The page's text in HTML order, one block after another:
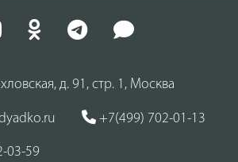
д. 91, стр. 1, Москва
+7(499) 702-01-13
03-59